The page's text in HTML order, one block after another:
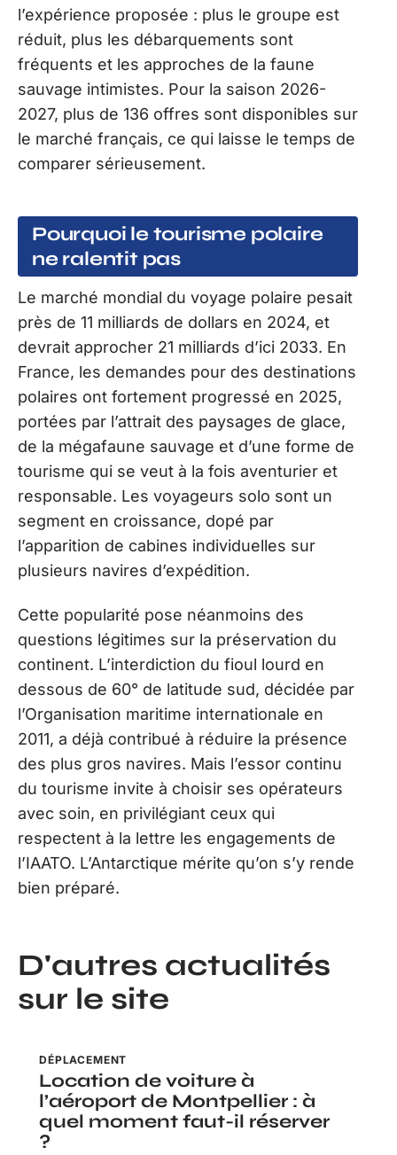
l’expérience proposée : plus le groupe est
réduit, plus les débarquements sont
fréquents et les approches de la faune
sauvage intimistes. Pour la saison 2026-
2027, plus de 136 offres sont disponibles sur
le marché français, ce qui laisse le temps de
comparer sérieusement.
Pourquoi le tourisme polaire
ne ralentit pas
Le marché mondial du voyage polaire pesait
près de 11 milliards de dollars en 2024, et
devrait approcher 21 milliards d’ici 2033. En
France, les demandes pour des destinations
polaires ont fortement progressé en 2025,
portées par l’attrait des paysages de glace,
de la mégafaune sauvage et d’une forme de
tourisme qui se veut à la fois aventurier et
responsable. Les voyageurs solo sont un
segment en croissance, dopé par
l’apparition de cabines individuelles sur
plusieurs navires d’expédition.
Cette popularité pose néanmoins des
questions légitimes sur la préservation du
continent. L’interdiction du fioul lourd en
dessous de 60° de latitude sud, décidée par
l’Organisation maritime internationale en
2011, a déjà contribué à réduire la présence
des plus gros navires. Mais l’essor continu
du tourisme invite à choisir ses opérateurs
avec soin, en privilégiant ceux qui
respectent à la lettre les engagements de
l’IAATO. L’Antarctique mérite qu’on s’y rende
bien préparé.
D'autres actualités
sur le site
DÉPLACEMENT
Location de voiture à
l’aéroport de Montpellier : à
quel moment faut-il réserver
?